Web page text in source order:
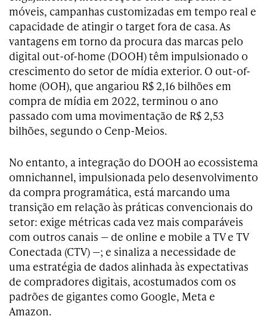
móveis, campanhas customizadas em tempo real e
capacidade de atingir o target fora de casa. As
vantagens em torno da procura das marcas pelo
digital out-of-home (DOOH) têm impulsionado o
crescimento do setor de mídia exterior. O out-of-
home (OOH), que angariou R$ 2,16 bilhões em
compra de mídia em 2022, terminou o ano
passado com uma movimentação de R$ 2,53
bilhões, segundo o Cenp-Meios.
No entanto, a integração do DOOH ao ecossistema
omnichannel, impulsionada pelo desenvolvimento
da compra programática, está marcando uma
transição em relação às práticas convencionais do
setor: exige métricas cada vez mais comparáveis
com outros canais — de online e mobile a TV e TV
Conectada (CTV) —; e sinaliza a necessidade de
uma estratégia de dados alinhada às expectativas
de compradores digitais, acostumados com os
padrões de gigantes como Google, Meta e
Amazon.